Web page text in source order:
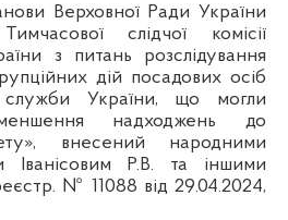
Верховної Ради України
слідчої комісії
з питань розслідування
дій посадових осіб
служби України, що могли
надходжень до
внесений народними
Іванісовим Р.В. та іншими
№ 11088 від 29.04.2024,